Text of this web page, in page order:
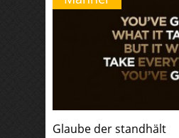
Glaube der standhält